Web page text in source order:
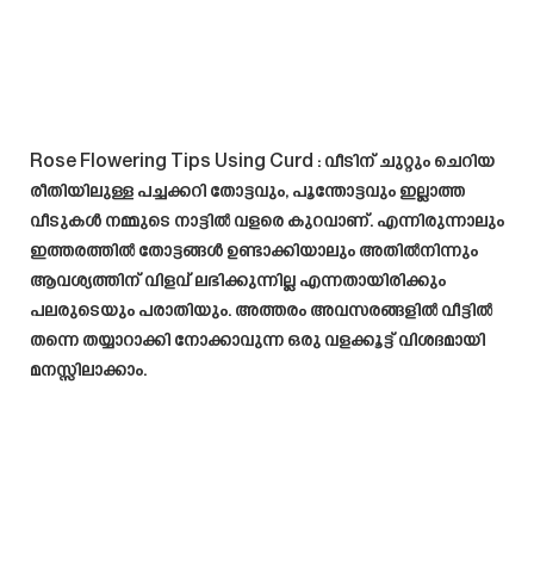
Rose Flowering Tips Using Curd : വീടിന് ചുറ്റും ചെറിയ
രീതിയിലുള്ള പച്ചക്കറി തോട്ടവും, പൂന്തോട്ടവും ഇല്ലാത്ത
വീടുകൾ നമ്മുടെ നാട്ടിൽ വളരെ കുറവാണ്. എന്നിരുന്നാലും
ഇത്തരത്തിൽ തോട്ടങ്ങൾ ഉണ്ടാക്കിയാലും അതിൽനിന്നും
ആവശ്യത്തിന് വിളവ് ലഭിക്കുന്നില്ല എന്നതായിരിക്കും
പലരുടെയും പരാതിയും. അത്തരം അവസരങ്ങളിൽ വീട്ടിൽ
തന്നെ തയ്യാറാക്കി നോക്കാവുന്ന ഒരു വളക്കൂട്ട് വിശദമായി
മനസ്സിലാക്കാം.